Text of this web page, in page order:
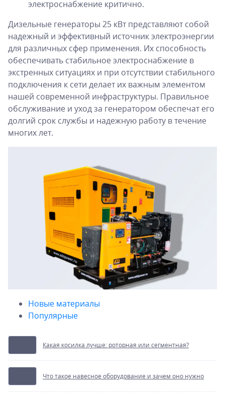
электроснабжение критично.
Дизельные генераторы 25 кВт представляют собой
надежный и эффективный источник электроэнергии
для различных сфер применения. Их способность
обеспечивать стабильное электроснабжение в
экстренных ситуациях и при отсутствии стабильного
подключения к сети делает их важным элементом
нашей современной инфраструктуры. Правильное
обслуживание и уход за генератором обеспечат его
долгий срок службы и надежную работу в течение
многих лет.
Новые материалы
Популярные
Какая косилка лучше: роторная или сегментная?
Что такое навесное оборудование и зачем оно нужно